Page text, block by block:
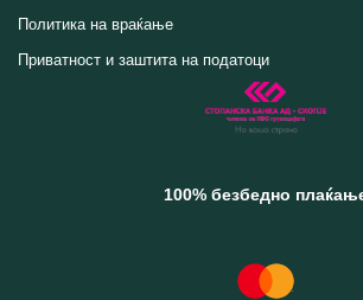
Политика на враќање
Приватност и заштита на податоци
100% безбедно